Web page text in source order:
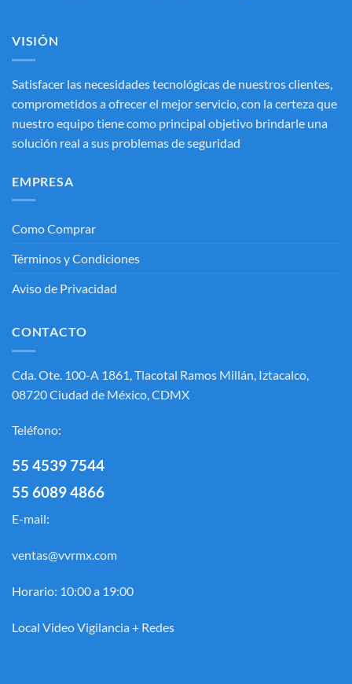
VISIÓN
Satisfacer las necesidades tecnológicas de nuestros clientes,
comprometidos a ofrecer el mejor servicio, con la certeza que
nuestro equipo tiene como principal objetivo brindarle una
solución real a sus problemas de seguridad
EMPRESA
Como Comprar
Términos y Condiciones
Aviso de Privacidad
CONTACTO
Cda. Ote. 100-A 1861, Tlacotal Ramos Millán, Iztacalco,
08720 Ciudad de México, CDMX
Teléfono:
55 4539 7544
55 6089 4866
E-mail:
ventas@vvrmx.com
Horario: 10:00 a 19:00
Local Video Vigilancia + Redes